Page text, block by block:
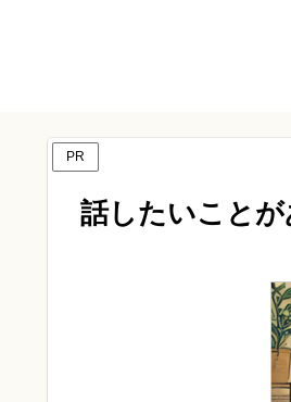
PR
話したいことが